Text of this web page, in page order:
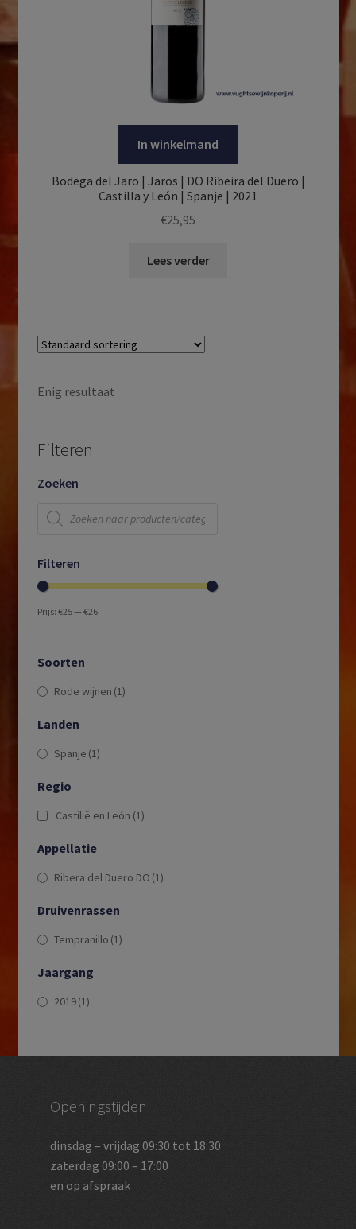
In winkelmand
Bodega del Jaro | Jaros | DO Ribeira del Duero |
Castilla y León | Spanje | 2021
€25,95
Lees verder
Enig resultaat
Filteren
Zoeken
Producten
zoeken
Filteren
Prijs: €25— €26
Soorten
Rode wijnen (1)
Landen
Spanje (1)
Regio
Castilië en León (1)
Appellatie
Ribera del Duero DO (1)
Druivenrassen
Tempranillo (1)
Jaargang
2019(1)
Openingstijden
dinsdag – vrijdag 09:30 tot 18:30
zaterdag 09:00 – 17:00
en op afspraak